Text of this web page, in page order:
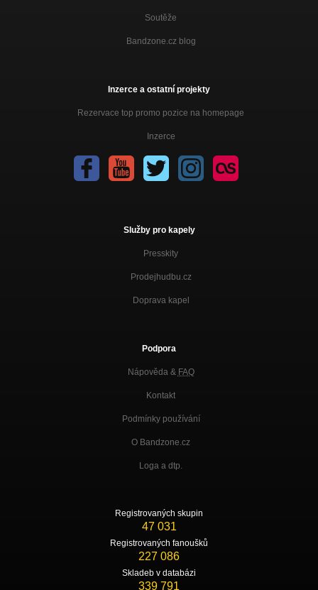
Soutěže
Bandzone.cz blog
Inzerce a ostatní projekty
Rezervace top promo pozice na homepage
Inzerce
Služby pro kapely
Presskity
Prodejhudbu.cz
Doprava kapel
Podpora
Nápověda & FAQ
Kontakt
Podmínky používání
O Bandzone.cz
Loga a dtp.
Registrovaných skupin
47 031
Registrovaných fanoušků
227 086
Skladeb v databázi
339 791